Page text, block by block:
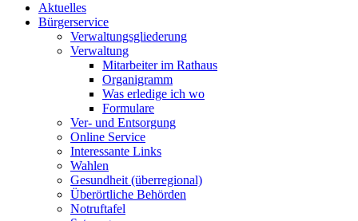
Aktuelles
Bürgerservice
Verwaltungsgliederung
Verwaltung
Mitarbeiter im Rathaus
Organigramm
Was erledige ich wo
Formulare
Ver- und Entsorgung
Online Service
Interessante Links
Wahlen
Gesundheit (überregional)
Überörtliche Behörden
Notruftafel